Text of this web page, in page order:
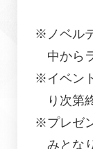
※ノベル
中から
※イベン
り次第
※プレゼ
みとな